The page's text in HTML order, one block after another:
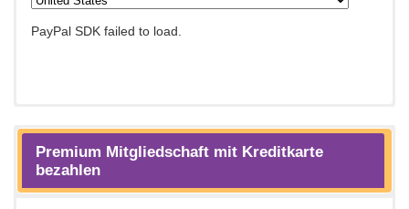
PayPal SDK failed to load.
Premium Mitgliedschaft mit Kreditkarte
bezahlen